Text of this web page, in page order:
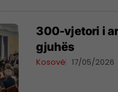
300-vjetori i
gjuhës
Kosovë 17/05/2026